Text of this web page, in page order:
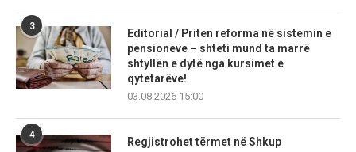
3
Editorial / Priten reforma në sistemin e
pensioneve – shteti mund ta marrë
shtyllën e dytë nga kursimet e
qytetarëve!
03.08.2026 15:00
4
Regjistrohet tërmet në Shkup